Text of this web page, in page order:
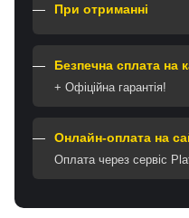
При отриманні
Безпечна сплата на
+ Офіційна гарантія!
Онлайн-оплата на
Оплата через сервіс